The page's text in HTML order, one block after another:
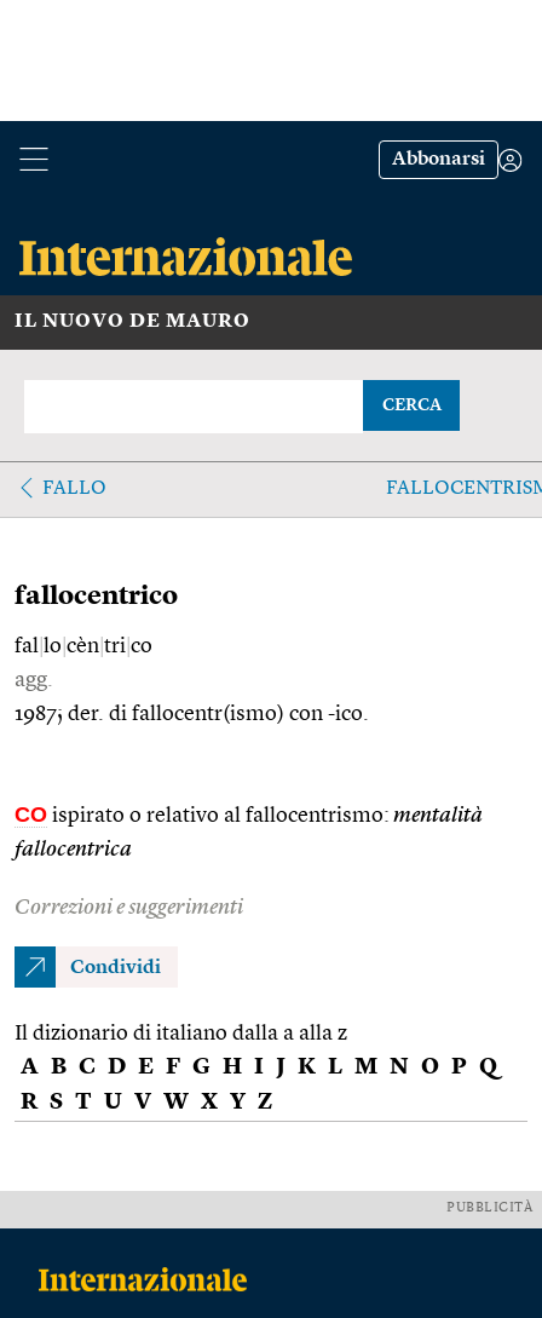
Abbonarsi
IL NUOVO DE MAURO
CERCA
FALLO
fallocentrico
fal lo cèn tri co
agg.
1987; der. di fallocentr(ismo) con -ico.
CO ispirato o relativo al fallocentrismo: mentalità
fallocentrica
Correzioni e suggerimenti
Condividi
Il dizionario di italiano dalla a alla z
A B C D E F G H I J K L M N O P Q
R S T U V W X Y Z
PUBBLICITÀ